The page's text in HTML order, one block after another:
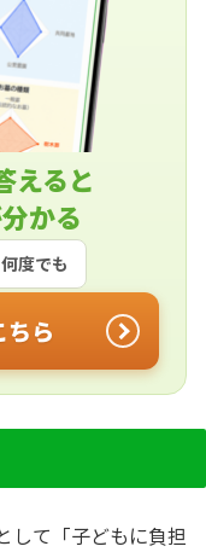
えると
かる
何度でも
ちら
して「子どもに負担